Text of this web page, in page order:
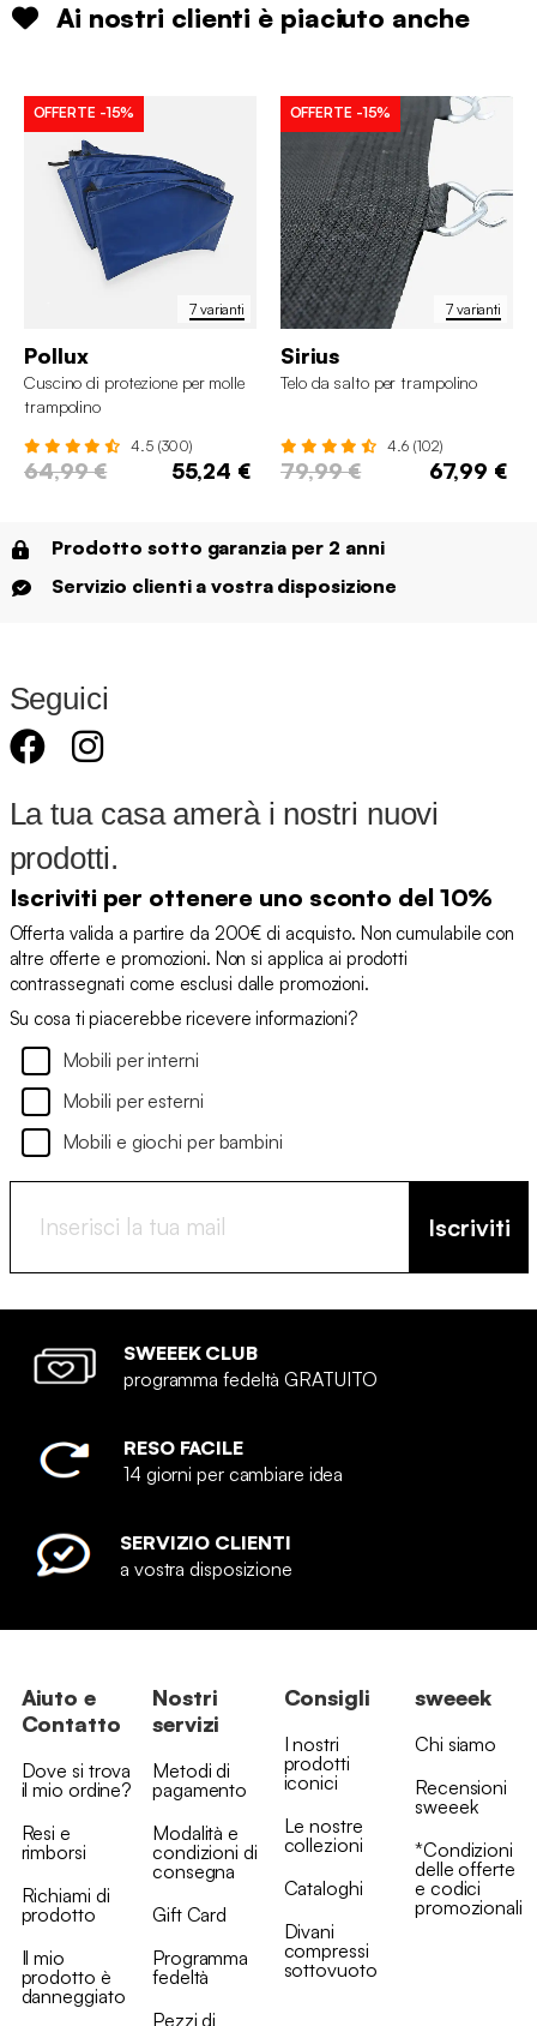
Ai nostri clienti è piaciuto anche
7 varianti
OFFERTE -15%
Pollux
Cuscino di protezione per molle
trampolino
4.5 (300)
64,99 € 55,24 €
7 varianti
OFFERTE -15%
Sirius
Telo da salto per trampolino
4.6 (102)
79,99 € 67,99 €
Prodotto sotto garanzia per 2 anni
Servizio clienti a vostra disposizione
Seguici
La tua casa amerà i nostri nuovi
prodotti.
Iscriviti per ottenere uno sconto del 10%
Offerta valida a partire da 200€ di acquisto. Non cumulabile con
altre offerte e promozioni. Non si applica ai prodotti
contrassegnati come esclusi dalle promozioni.
Su cosa ti piacerebbe ricevere informazioni?
Mobili per interni
Mobili per esterni
Mobili e giochi per bambini
Iscriviti
SWEEEK CLUB
programma fedeltà GRATUITO
RESO FACILE
14 giorni per cambiare idea
SERVIZIO CLIENTI
a vostra disposizione
Aiuto e
Contatto
Dove si trova
il mio ordine?
Resi e
rimborsi
Richiami di
prodotto
Il mio
prodotto è
danneggiato
Nostri
servizi
Metodi di
pagamento
Modalità e
condizioni di
consegna
Gift Card
Programma
fedeltà
Pezzi di
Consigli
I nostri
prodotti
iconici
Le nostre
collezioni
Cataloghi
Divani
compressi
sottovuoto
sweeek
Chi siamo
Recensioni
sweeek
*Condizioni
delle offerte
e codici
promozionali